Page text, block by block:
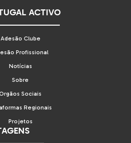
ACTIVO
Adesão Clube
Profissional
Notícias
Sobre
Sociais
Regionais
Projetos